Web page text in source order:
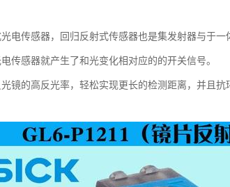
电传感器，回归反射式传感器也是集发射器与于
传感器就产生了和光变化相对应的的开关信号。
镜的高反光率，轻松实现更长的检测距离，并且